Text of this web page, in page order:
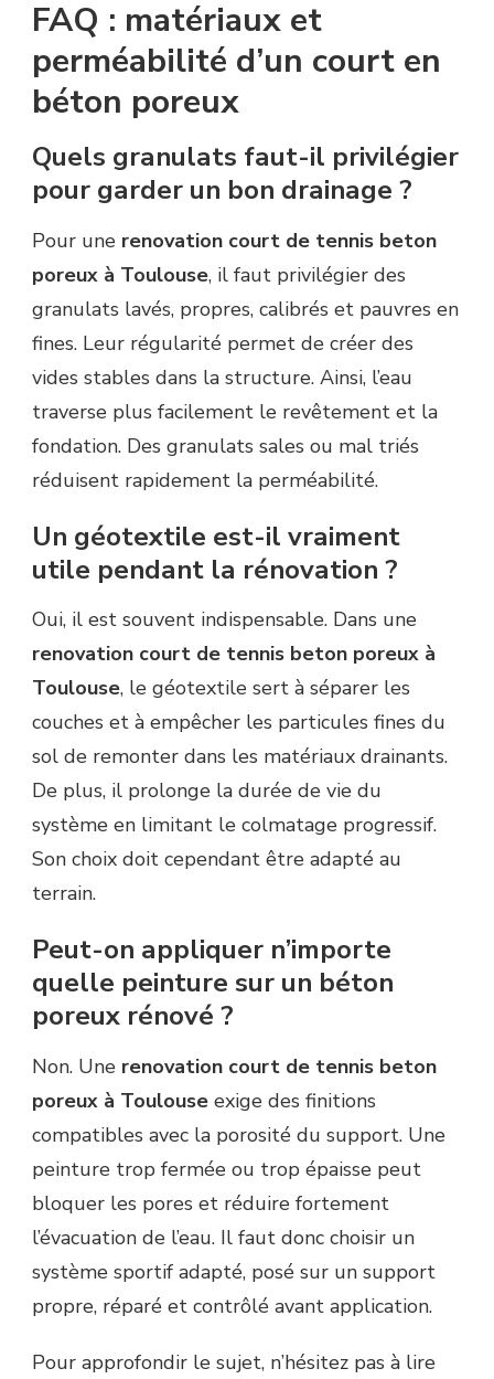
FAQ : matériaux et
perméabilité d’un court en
béton poreux
Quels granulats faut-il privilégier
pour garder un bon drainage ?
Pour une renovation court de tennis beton
poreux à Toulouse, il faut privilégier des
granulats lavés, propres, calibrés et pauvres en
fines. Leur régularité permet de créer des
vides stables dans la structure. Ainsi, l’eau
traverse plus facilement le revêtement et la
fondation. Des granulats sales ou mal triés
réduisent rapidement la perméabilité.
Un géotextile est-il vraiment
utile pendant la rénovation ?
Oui, il est souvent indispensable. Dans une
renovation court de tennis beton poreux à
Toulouse, le géotextile sert à séparer les
couches et à empêcher les particules fines du
sol de remonter dans les matériaux drainants.
De plus, il prolonge la durée de vie du
système en limitant le colmatage progressif.
Son choix doit cependant être adapté au
terrain.
Peut-on appliquer n’importe
quelle peinture sur un béton
poreux rénové ?
Non. Une renovation court de tennis beton
poreux à Toulouse exige des finitions
compatibles avec la porosité du support. Une
peinture trop fermée ou trop épaisse peut
bloquer les pores et réduire fortement
l’évacuation de l’eau. Il faut donc choisir un
système sportif adapté, posé sur un support
propre, réparé et contrôlé avant application.
Pour approfondir le sujet, n’hésitez pas à lire